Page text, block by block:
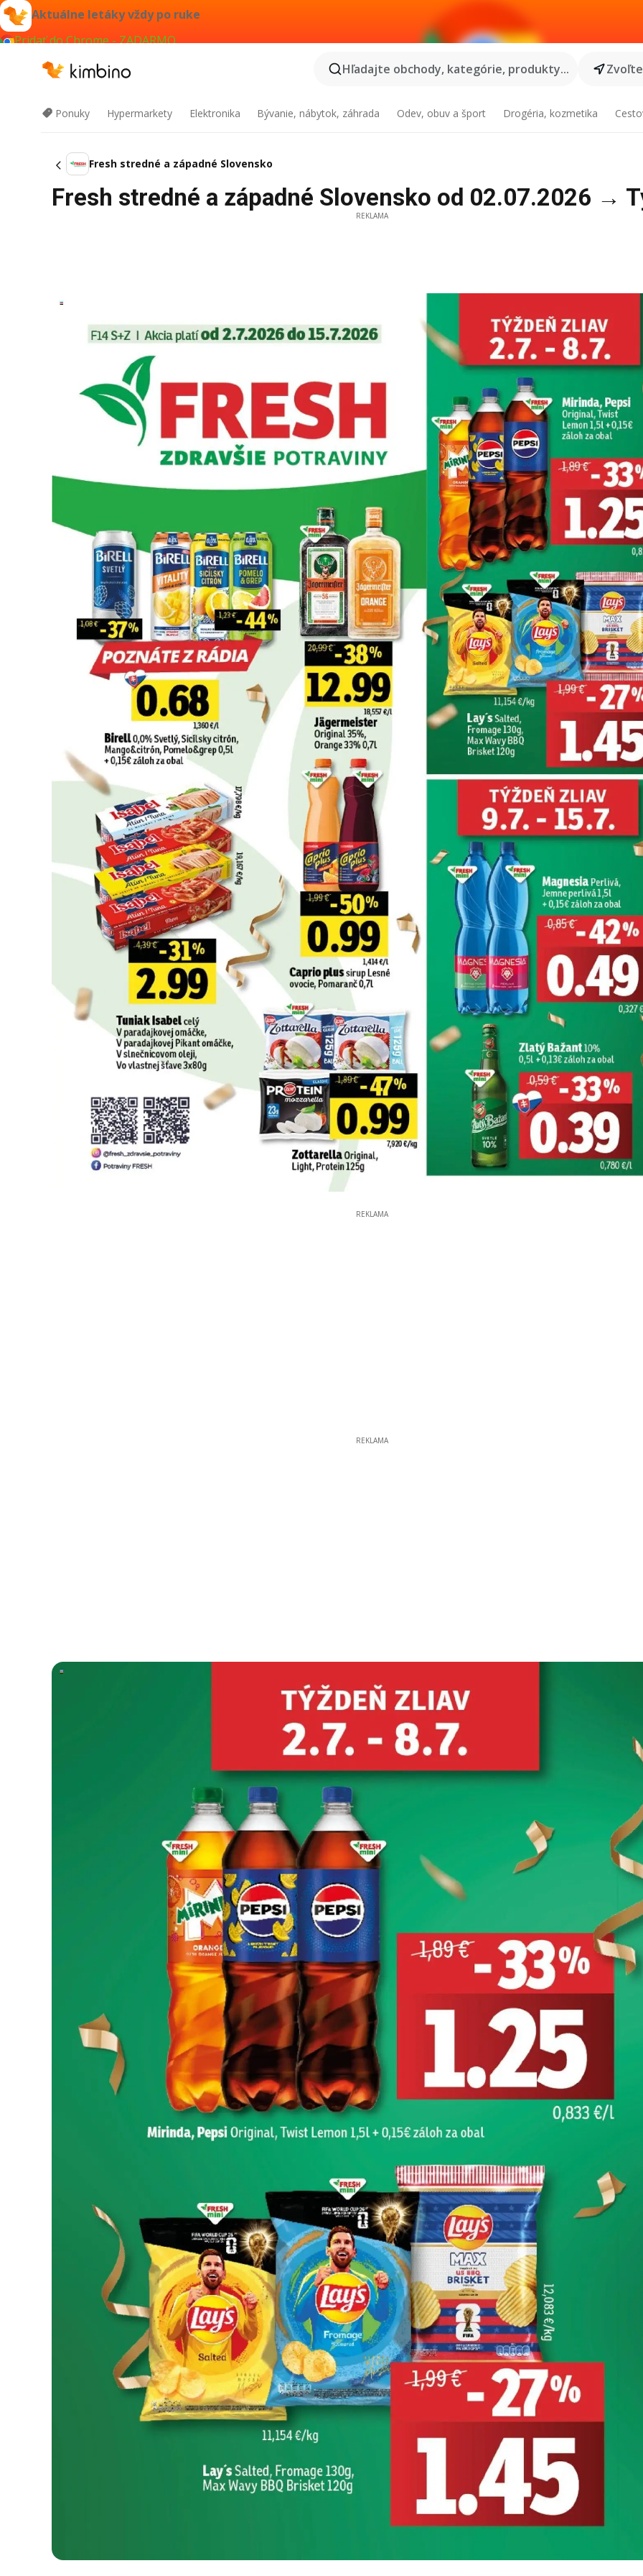
Aktuálne letáky vždy po ruke
Pridať do Chrome - ZADARMO
Hľadajte obchody, kategórie, produkty...
Ponuky Hypermarkety Elektronika Bývanie, nábytok, záhrada Odev, obuv a šport Drogéria, kozmetika
Fresh stredné a západné Slovensko
Fresh stredné a západné Slovensko od 02.07.2026 →
REKLAMA
REKLAMA
REKLAMA